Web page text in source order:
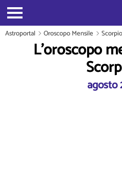
Astroportal Oroscopo Mensile
L'oroscopo
agosto